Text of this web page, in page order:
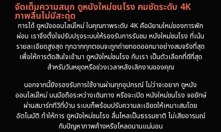
จัดเต็มความสนุก ดูหนังใหม่ชนโรง คมชัดระดับ 4K
ภาพลื่นไม่มีสะดุด
การได้ ดูหนังออนไลน์ใหม่ ในคุณภาพระดับ 4K คือนิยามใหม่ของการพัก
ผ่อน เราจึงตั้งใจปรับปรุงระบบให้รองรับการรับชม หนังใหม่ชนโรง ที่เน้น
รายละเอียดสูงสุด ทุกฉากทุกตอนจะถูกถ่ายทอดออกมาอย่างสมจริงที่สุด
เพื่อให้การตัดสินใจเข้ามา ดูหนังใหม่ชนโรง กับเรา เป็นตัวเลือกที่ดีที่สุด
สำหรับวันหยุดหรือช่วงเวลาหลังเลิกงานของคุณ
นอกจากนี้ยังรองรับการใช้งานผ่านทุกอุปกรณ์ ไม่ว่าจะอยาก ดูหนัง
ออนไลน์ใหม่ บนมือถือระหว่างเดินทาง หรือจะเปิด หนังใหม่ชนโรง จอยักษ์
ผ่านสมาร์ททีวีที่บ้าน ระบบก็พร้อมปรับความละเอียดให้เหมาะสมโดย
อัตโนมัติ ทำให้การ ดูหนังใหม่ชนโรง ลื่นไหลเป็นธรรมชาติ ไม่เสียอารมณ์
กับปัญหาภาพค้างหรือโหลดนานแน่นอน